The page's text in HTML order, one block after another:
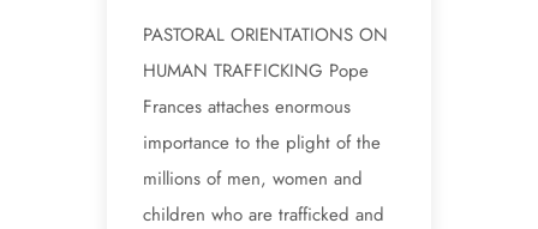
PASTORAL ORIENTATIONS ON
HUMAN TRAFFICKING Pope
Frances attaches enormous
importance to the plight of the
millions of men, women and
children who are trafficked and